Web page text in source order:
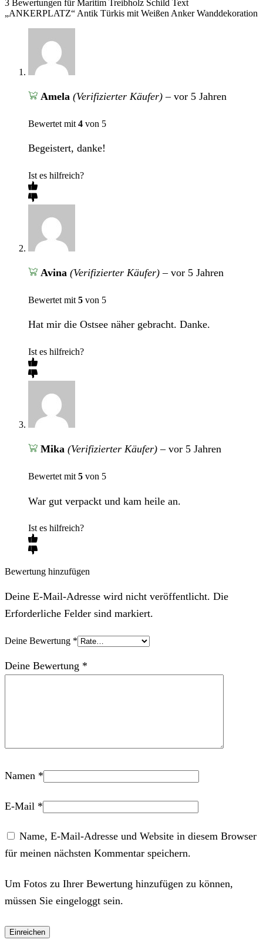
3 Bewertungen für Maritim Treibholz Schild Text
„ANKERPLATZ“ Antik Türkis mit Weißen Anker Wanddekoration
Amela (Verifizierter Käufer) – vor 5 Jahren
Bewertet mit 4 von 5
Begeistert, danke!
Ist es hilfreich?
Avina (Verifizierter Käufer) – vor 5 Jahren
Bewertet mit 5 von 5
Hat mir die Ostsee näher gebracht. Danke.
Ist es hilfreich?
Mika (Verifizierter Käufer) – vor 5 Jahren
Bewertet mit 5 von 5
War gut verpackt und kam heile an.
Ist es hilfreich?
Bewertung hinzufügen
Deine E-Mail-Adresse wird nicht veröffentlicht. Die
Erforderliche Felder sind markiert.
Deine Bewertung *
Deine Bewertung *
Namen *
E-Mail *
Name, E-Mail-Adresse und Website in diesem Browser
für meinen nächsten Kommentar speichern.
Um Fotos zu Ihrer Bewertung hinzufügen zu können,
müssen Sie eingeloggt sein.